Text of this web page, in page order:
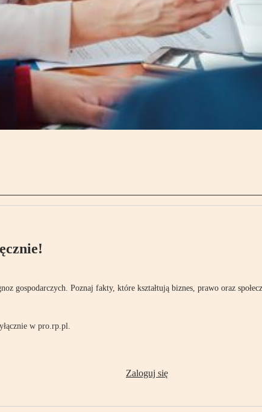
gospodarczych. Poznaj fakty, które kształtują biznes, prawo oraz
w pro.rp.pl.
Zaloguj się